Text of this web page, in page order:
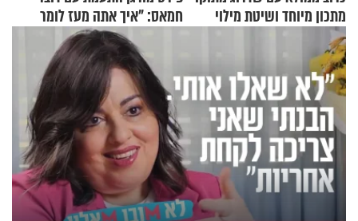
מתכון מיוחד ושיטת מילוי
שאתם חייבים לנסות
חמאס: "איך אתה מעז לומר
שלא ביצעתם פשעי מלחמה?!"